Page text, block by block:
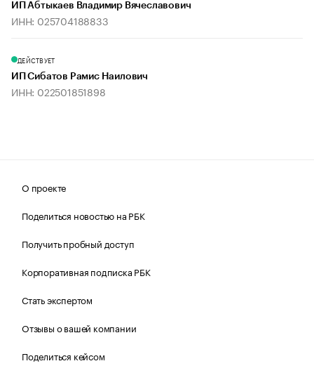
ИП Абтыкаев Владимир Вячеславович
ИНН: 025704188833
ДЕЙСТВУЕТ
ИП Сибатов Рамис Наилович
ИНН: 022501851898
О проекте
Поделиться новостью на РБК
Получить пробный доступ
Корпоративная подписка РБК
Стать экспертом
Отзывы о вашей компании
Поделиться кейсом